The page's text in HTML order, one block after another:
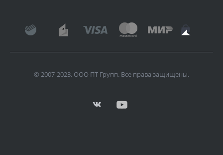
© 2007-2023. ООО ПТ Групп. Все права защищены.